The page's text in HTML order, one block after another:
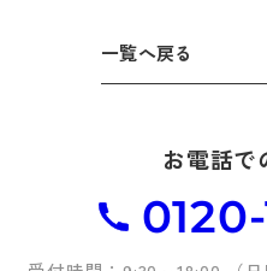
一覧へ戻る
お電話で